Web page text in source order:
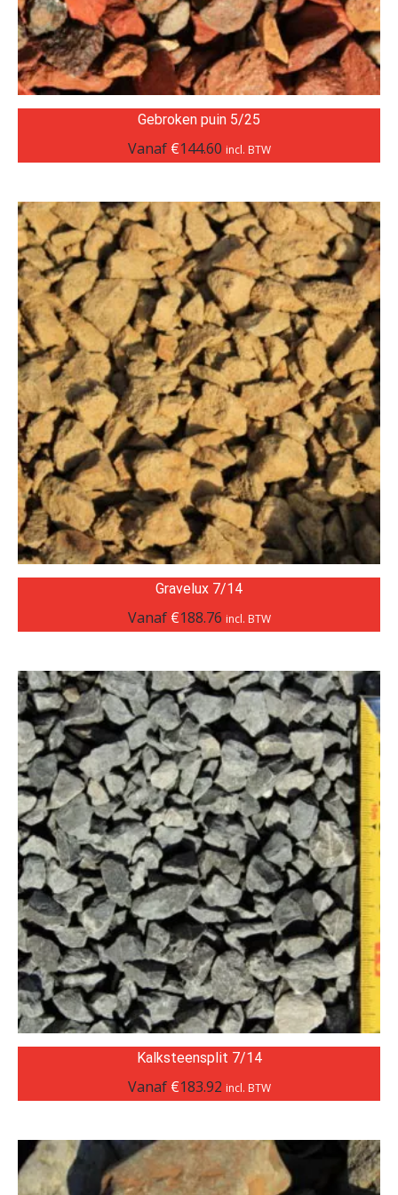
Gebroken puin 5/25
Vanaf €144.60 incl. BTW
Gravelux 7/14
Vanaf €188.76 incl. BTW
Kalksteensplit 7/14
Vanaf €183.92 incl. BTW